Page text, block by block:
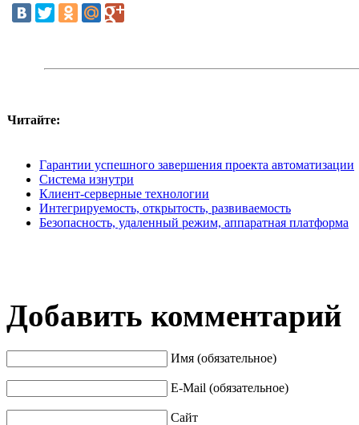
Читайте:
Гарантии успешного завершения проекта автоматизации
Система изнутри
Клиент-серверные технологии
Интегрируемость, открытость, развиваемость
Безопасность, удаленный режим, аппаратная платформа
Добавить комментарий
Имя (обязательное)
E-Mail (обязательное)
Сайт